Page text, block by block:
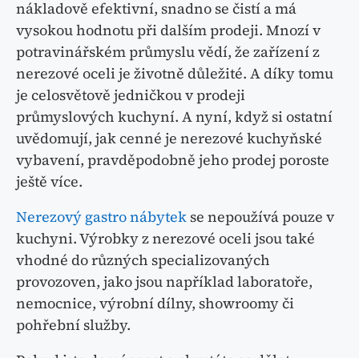
nákladově efektivní, snadno se čistí a má
vysokou hodnotu při dalším prodeji. Mnozí v
potravinářském průmyslu vědí, že zařízení z
nerezové oceli je životně důležité. A díky tomu
je celosvětově jedničkou v prodeji
průmyslových kuchyní. A nyní, když si ostatní
uvědomují, jak cenné je nerezové kuchyňské
vybavení, pravděpodobně jeho prodej poroste
ještě více.
Nerezový gastro nábytek se nepoužívá pouze v
kuchyni. Výrobky z nerezové oceli jsou také
vhodné do různých specializovaných
provozoven, jako jsou například laboratoře,
nemocnice, výrobní dílny, showroomy či
pohřební služby.